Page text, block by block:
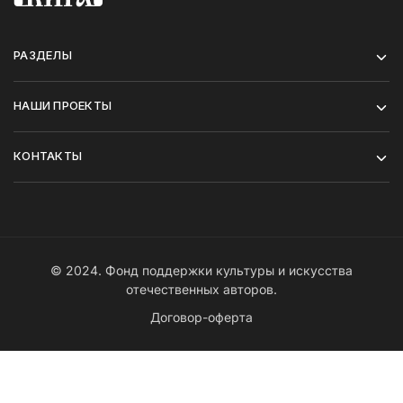
РАЗДЕЛЫ
НАШИ ПРОЕКТЫ
КОНТАКТЫ
© 2024. Фонд поддержки культуры и искусства
отечественных авторов.
Договор-оферта